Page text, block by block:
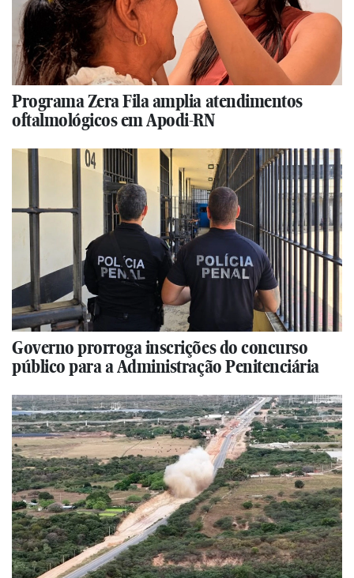
Programa Zera Fila amplia atendimentos
oftalmológicos em Apodi-RN
Governo prorroga inscrições do concurso
público para a Administração Penitenciária